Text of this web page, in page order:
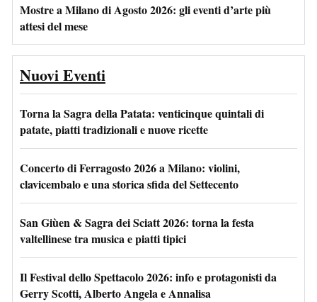
Mostre a Milano di Agosto 2026: gli eventi d’arte più
attesi del mese
Nuovi Eventi
Torna la Sagra della Patata: venticinque quintali di
patate, piatti tradizionali e nuove ricette
Concerto di Ferragosto 2026 a Milano: violini,
clavicembalo e una storica sfida del Settecento
San Giùen & Sagra dei Sciatt 2026: torna la festa
valtellinese tra musica e piatti tipici
Il Festival dello Spettacolo 2026: info e protagonisti da
Gerry Scotti, Alberto Angela e Annalisa